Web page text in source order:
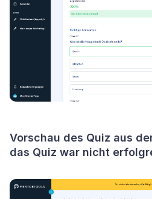
Vorschau des Quiz aus
das Quiz war nicht